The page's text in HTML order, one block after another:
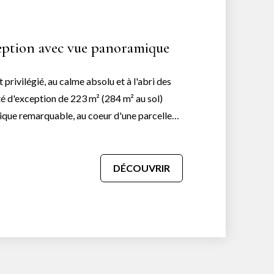
avec vue panoramique
privilégié, au calme absolu et à l'abri des
de 223 m² (284 m² au sol)
remarquable, au coeur d'une parcelle
une terrasse dominant la Saône et les
cuisine d'été en accès direct à la terrasse.
DÉCOUVRIR